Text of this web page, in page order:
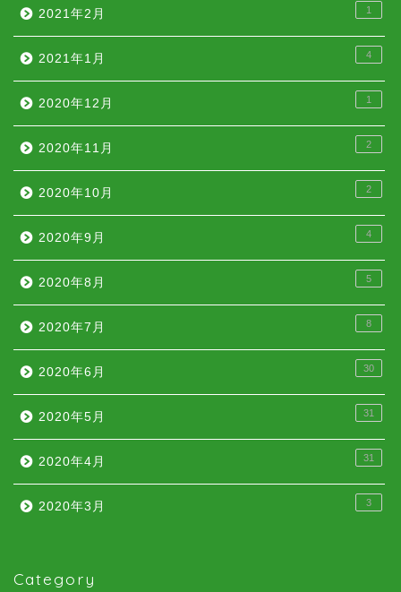
2021年2月 1
2021年1月 4
2020年12月 1
2020年11月 2
2020年10月 2
2020年9月 4
2020年8月 5
2020年7月 8
2020年6月 30
2020年5月 31
2020年4月 31
2020年3月 3
Category